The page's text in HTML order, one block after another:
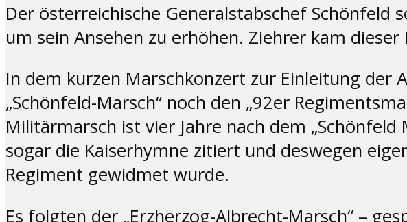
Der österreichische Generalstabschef
um sein Ansehen zu erhöhen. Ziehrer kam
In dem kurzen Marschkonzert zur Einleitung
„Schönfeld-Marsch“ noch den „92er
Militärmarsch ist vier Jahre nach dem
sogar die Kaiserhymne zitiert und deswegen
Regiment gewidmet wurde.
Es folgten der „Erzherzog-Albrecht-Marsch“ –